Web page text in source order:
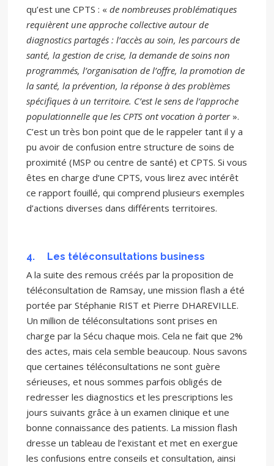
qu’est une CPTS : «de nombreuses problématiques
requièrent une approche collective autour de
diagnostics partagés : l’accès au soin, les parcours de
santé, la gestion de crise, la demande de soins non
programmés, l’organisation de l’offre, la promotion de
la santé, la prévention, la réponse à des problèmes
spécifiques à un territoire. C’est le sens de l’approche
populationnelle que les CPTS ont vocation à porter».
C’est un très bon point que de le rappeler tant il y a
pu avoir de confusion entre structure de soins de
proximité (MSP ou centre de santé) et CPTS. Si vous
êtes en charge d‘une CPTS, vous lirez avec intérêt
ce rapport fouillé, qui comprend plusieurs exemples
d’actions diverses dans différents territoires.
4. Les téléconsultations business
A la suite des remous créés par la proposition de
téléconsultation de Ramsay, une mission flash a été
portée par Stéphanie RIST et Pierre DHAREVILLE.
Un million de téléconsultations sont prises en
charge par la Sécu chaque mois. Cela ne fait que 2%
des actes, mais cela semble beaucoup. Nous savons
que certaines téléconsultations ne sont guère
sérieuses, et nous sommes parfois obligés de
redresser les diagnostics et les prescriptions les
jours suivants grâce à un examen clinique et une
bonne connaissance des patients. La mission flash
dresse un tableau de l’existant et met en exergue
les confusions entre conseils et consultation, ainsi